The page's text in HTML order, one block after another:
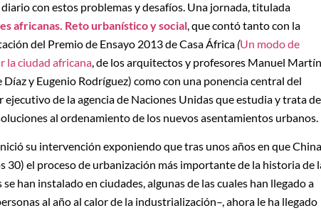
con estos problemas y desafíos. Una jornada, titulada
africanas. Reto urbanístico y social , que contó tanto con la
del Premio de Ensayo 2013 de Casa África (Un modo de
la ciudad africana , de los arquitectos y profesores Manuel Martín,
Díaz y Eugenio Rodríguez) como con una ponencia central del
ejecutivo de la agencia de Naciones Unidas que estudia y trata de
al ordenamiento de los nuevos asentamientos urbanos.
su intervención exponiendo que tras unos años en que China
el proceso de urbanización más importante de la historia de
han instalado en ciudades, algunas de las cuales han llegado a
al año al calor de la industrialización–, ahora le ha llegado